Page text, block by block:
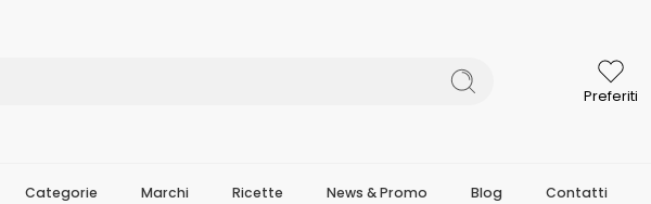
Preferiti
Categorie Marchi Ricette News & Promo Blog Contatti